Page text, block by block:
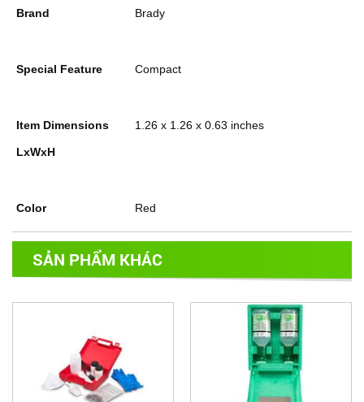
Brand Brady
Special Feature Compact
Item Dimensions
LxWxH
1.26 x 1.26 x 0.63 inches
Color Red
SẢN PHẨM KHÁC